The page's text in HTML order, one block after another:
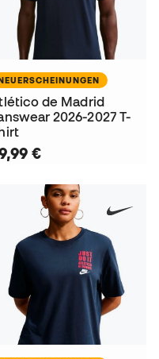
NEUERSCHEINUNGEN
de Madrid
2026-2027 T-
€